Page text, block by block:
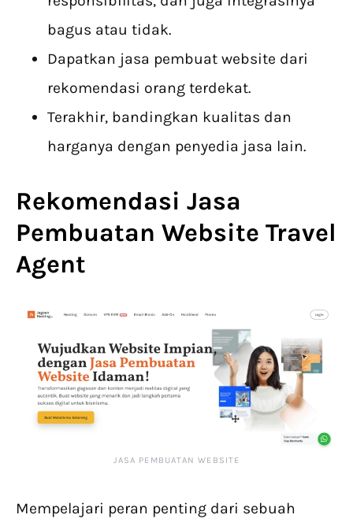
bagus atau tidak.
Dapatkan jasa pembuat website dari
rekomendasi orang terdekat.
Terakhir, bandingkan kualitas dan
harganya dengan penyedia jasa lain.
Rekomendasi Jasa
Pembuatan Website Travel
Agent
JASA PEMBUATAN WEBSITE
Mempelajari peran penting dari sebuah